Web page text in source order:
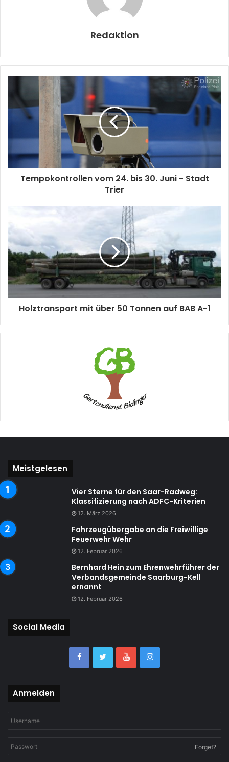
Redaktion
Tempokontrollen vom 24. bis 30. Juni - Stadt
Trier
Holztransport mit über 50 Tonnen auf BAB A-1
Meistgelesen
Vier Sterne für den Saar-Radweg:
Klassifizierung nach ADFC-Kriterien
12. März 2026
Fahrzeugübergabe an die Freiwillige
Feuerwehr Wehr
12. Februar 2026
Bernhard Hein zum Ehrenwehrführer der
Verbandsgemeinde Saarburg-Kell
ernannt
12. Februar 2026
Social Media
Anmelden
Forget?